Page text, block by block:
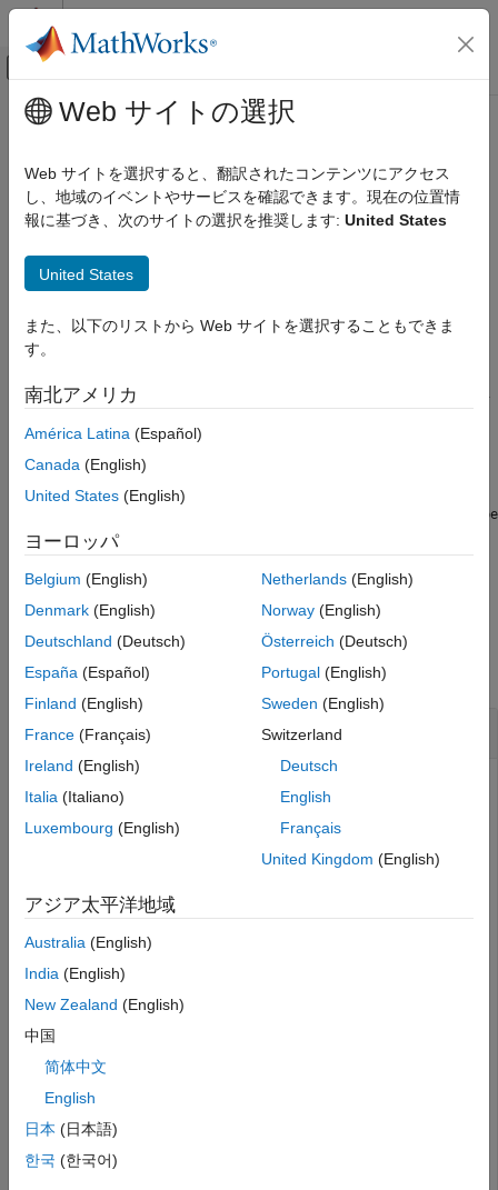
コンテンツへスキップ
オフキャンバス ナビゲーション メ
ドキュメンテーションのホーム
言語の基礎
演算子と基本的な演算
bitget
構文
例
拡張機能
バージョン履歴
メインコンテンツ
bitget
指定位置ビットの取得
構文
b = bitget(A,bit,assumedtype)
説明
b= bitget(A,
にあるビット値を
例
assumedtype
であると仮定します。
例
例
すべて折りたたむ
最大の整数
符号付き整数の最大値と符号なしの整数の最大値の差の 2 進
値を求めます。
a1 = intmax('int8'
a2 = intmax('uint8');
b1 = bitget(a1,8:-1:1)
b1 = 1×8 int8 row vector
b2 = bitget(a2,8:-1:1)
Web サイトの選択
Web サイトを選択すると、翻訳されたコンテンツにアクセス
し、地域のイベントやサービスを確認できます。現在の位置情
報に基づき、次のサイトの選択を推奨します: United States
United States
また、以下のリストから Web サイトを選択することもできま
す。
南北アメリカ
América Latina (Español)
Canada (English)
United States (English)
ヨーロッパ
Belgium (English)
Denmark (English)
Deutschland (Deutsch)
España (Español)
Finland (English)
France (Français)
Ireland (English)
Italia (Italiano)
Luxembourg (English)
Netherlands(English)
Norway(English)
Österreich (Deutsch)
Portugal(English)
Sweden (English)
Switzerland
Deutsch
English
Français
United Kingdom (English)
アジア太平洋地域
Australia (English)
India (English)
New Zealand (English)
中国
简体中文
English
日本 (日本語)
한국 (한국어)